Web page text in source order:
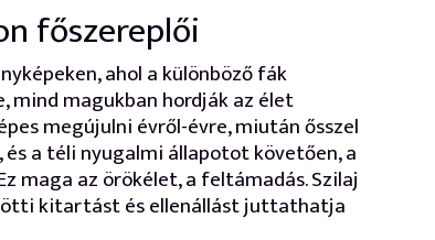
főszereplői
ahol a különböző fák
magukban hordják az élet
megújulni évről-évre, miután ősszel
a téli nyugalmi állapotot követően, a
maga az örökélet, a feltámadás. Szilaj
kitartást és ellenállást juttathatja